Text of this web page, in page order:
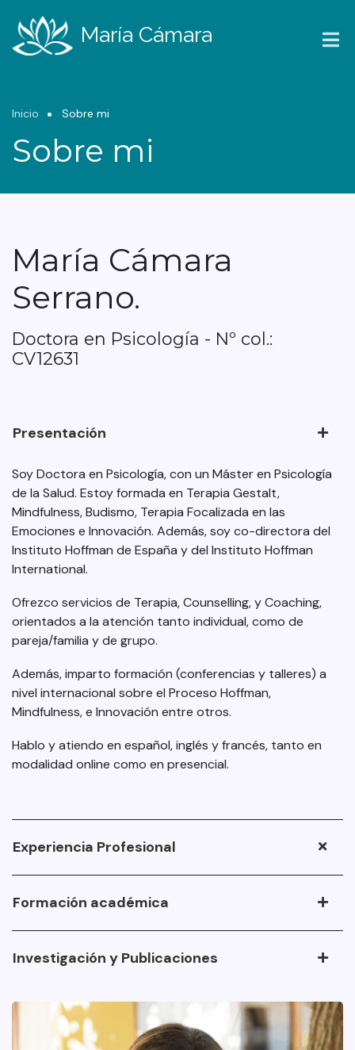
contenido
María Cámara
Ruta
de
navegación
Inicio Sobre mi
Sobre mi
María Cámara
Serrano.
Doctora en Psicología - Nº col.:
CV12631
Presentación
Soy Doctora en Psicología, con un Máster en Psicología
de la Salud. Estoy formada en Terapia Gestalt,
Mindfulness, Budismo, Terapia Focalizada en las
Emociones e Innovación. Además, soy co-directora del
Instituto Hoffman de España y del Instituto Hoffman
International.
Ofrezco servicios de Terapia, Counselling, y Coaching,
orientados a la atención tanto individual, como de
pareja/familia y de grupo.
Además, imparto formación (conferencias y talleres) a
nivel internacional sobre el Proceso Hoffman,
Mindfulness, e Innovación entre otros.
Hablo y atiendo en español, inglés y francés, tanto en
modalidad online como en presencial.
Experiencia Profesional
Formación académica
Investigación y Publicaciones